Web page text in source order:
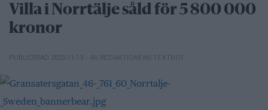
Villa i Norrtälje såld för 5 800 000
kronor
PUBLICERAD 2025-11-13 – AV REDAKTIONENS TEXTBOT